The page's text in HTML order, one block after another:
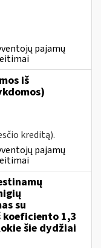
pajamų
iš
kreditą).
pajamų
su
koeficiento 1,3
šie dydžiai